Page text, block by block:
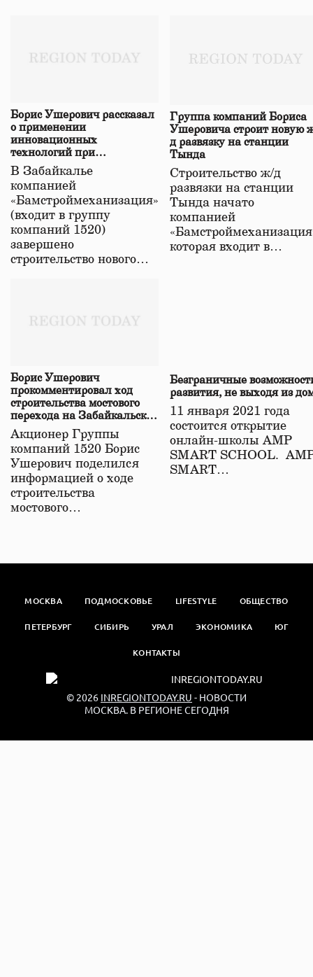
Борис Ушерович рассказал
о применении
инновационных
технологий при
строительстве нового моста
в Забайкалье
В Забайкалье
компанией
«Бамстроймеханизация»
(входит в группу
компаний 1520)
завершено
строительство нового…
Группа компаний Бориса
Ушеровича строит новую
д развязку на станции
Тында
Строительство ж/д
развязки на станции
Тында начато
компанией
которая входит в…
Борис Ушерович
прокомментировал ход
строительства мостового
перехода на Забайкальской
железной дороге
Акционер Группы
компаний 1520 Борис
Ушерович поделился
информацией о ходе
строительства
мостового…
Безграничные
развития, не выходя из
11 января 2021 года
состоится открытие
онлайн-школы АМР
SMART SCHOOL.
SMART…
МОСКВА ПОДМОСКОВЬЕ LIFESTYLE ОБЩЕСТВО
ПЕТЕРБУРГ СИБИРЬ УРАЛ ЭКОНОМИКА ЮГ
КОНТАКТЫ
© 2026 INREGIONTODAY.RU - НОВОСТИ
МОСКВА. В РЕГИОНЕ СЕГОДНЯ